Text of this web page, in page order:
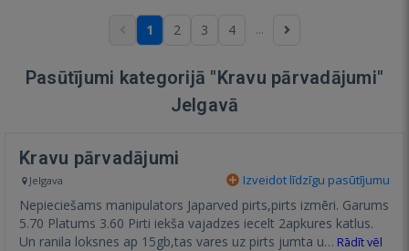
1 2 3 4 ...
Pasūtījumi kategorijā "Kravu pārvadājumi"
Jelgavā
Kravu pārvadājumi
Jelgava Izveidot līdzīgu pasūtījumu
Nepieciešams manipulators Japarved pirts,pirts izmēri. Garums
5.70 Platums 3.60 Pirti iekša vajadzes iecelt 2apkures katlus.
Un ranila loksnes ap 15gb,tas vares uz pirts jumta u… Rādīt vēl